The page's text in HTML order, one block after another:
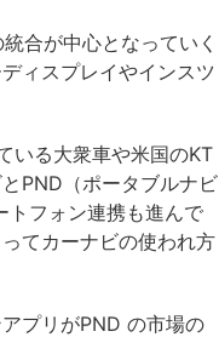
合が中心となっていく
ィスプレイやインスツ
いる大衆車や米国のKT
PND（ポータブルナビ
トフォン連携も進んで
てカーナビの使われ方
プリがPND の市場の